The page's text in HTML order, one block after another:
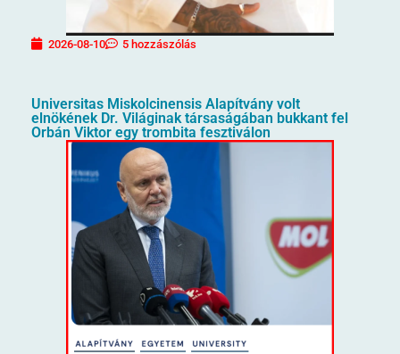
2026-08-10 5 hozzászólás
Universitas Miskolcinensis Alapítvány volt
elnökének Dr. Világinak társaságában bukkant fel
Orbán Viktor egy trombita fesztiválon